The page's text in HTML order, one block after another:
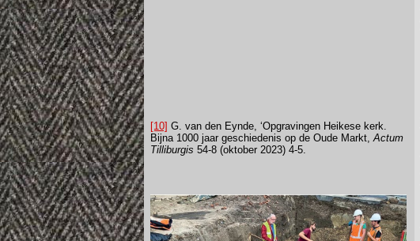
[10] G. van den Eynde, ‘Opgravingen Heikese kerk.
Bijna 1000 jaar geschiedenis op de Oude Markt,Actum
Tilliburgis 54-8 (oktober 2023) 4-5.